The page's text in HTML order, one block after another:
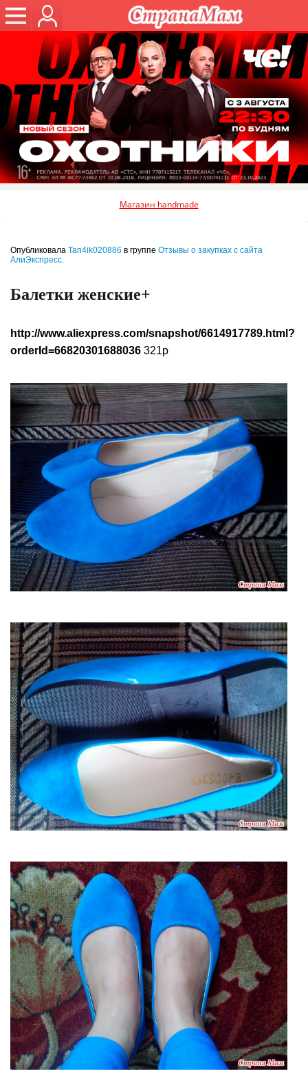
Магазин handmade
Опубликовала Tan4ik020886 в группе Отзывы о закупках с сайта
АлиЭкспресс.
Балетки женские+
http://www.aliexpress.com/snapshot/6614917789.html?
orderId=66820301688036 321р